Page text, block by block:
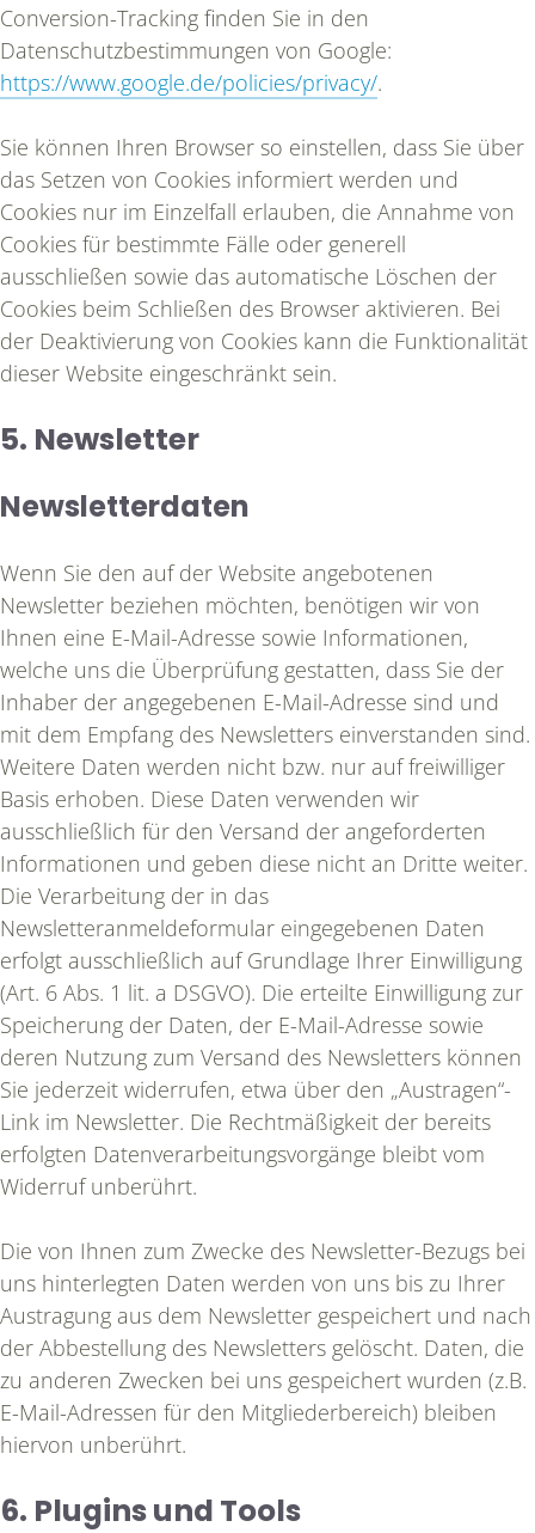
Conversion-Tracking finden Sie in den
Datenschutzbestimmungen von Google:
https://www.google.de/policies/privacy/.
Sie können Ihren Browser so einstellen, dass Sie über
das Setzen von Cookies informiert werden und
Cookies nur im Einzelfall erlauben, die Annahme von
Cookies für bestimmte Fälle oder generell
ausschließen sowie das automatische Löschen der
Cookies beim Schließen des Browser aktivieren. Bei
der Deaktivierung von Cookies kann die Funktionalität
dieser Website eingeschränkt sein.
5. Newsletter
Newsletterdaten
Wenn Sie den auf der Website angebotenen
Newsletter beziehen möchten, benötigen wir von
Ihnen eine E-Mail-Adresse sowie Informationen,
welche uns die Überprüfung gestatten, dass Sie der
Inhaber der angegebenen E-Mail-Adresse sind und
mit dem Empfang des Newsletters einverstanden sind.
Weitere Daten werden nicht bzw. nur auf freiwilliger
Basis erhoben. Diese Daten verwenden wir
ausschließlich für den Versand der angeforderten
Informationen und geben diese nicht an Dritte weiter.
Die Verarbeitung der in das
Newsletteranmeldeformular eingegebenen Daten
erfolgt ausschließlich auf Grundlage Ihrer Einwilligung
(Art. 6 Abs. 1 lit. a DSGVO). Die erteilte Einwilligung zur
Speicherung der Daten, der E-Mail-Adresse sowie
deren Nutzung zum Versand des Newsletters können
Sie jederzeit widerrufen, etwa über den „Austragen“-
Link im Newsletter. Die Rechtmäßigkeit der bereits
erfolgten Datenverarbeitungsvorgänge bleibt vom
Widerruf unberührt.
Die von Ihnen zum Zwecke des Newsletter-Bezugs bei
uns hinterlegten Daten werden von uns bis zu Ihrer
Austragung aus dem Newsletter gespeichert und nach
der Abbestellung des Newsletters gelöscht. Daten, die
zu anderen Zwecken bei uns gespeichert wurden (z.B.
E-Mail-Adressen für den Mitgliederbereich) bleiben
hiervon unberührt.
6. Plugins und Tools